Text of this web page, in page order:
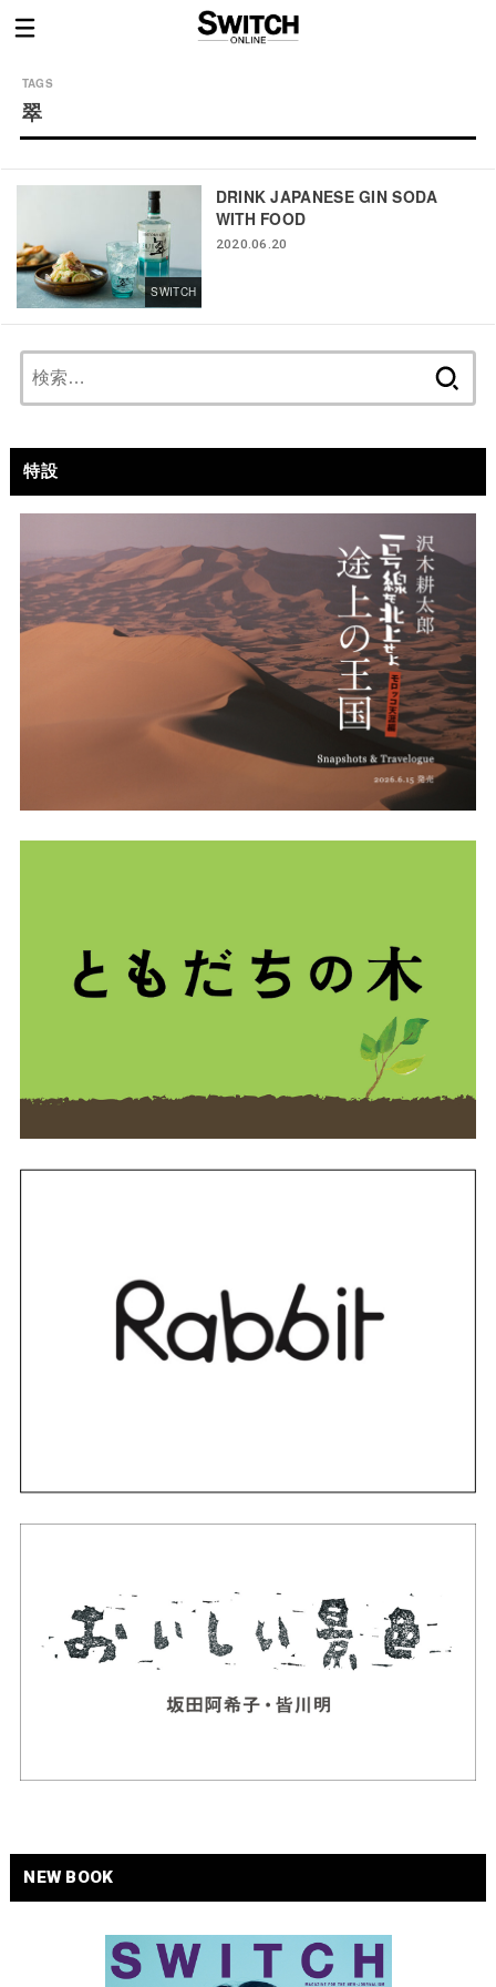
翠
SWITCH
DRINK JAPANESE GIN SODA
WITH FOOD
2020.06.20
特設
NEW BOOK